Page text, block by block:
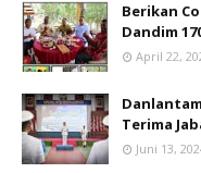
Berikan
Dandim
April 22,
Terima
Juni 13,